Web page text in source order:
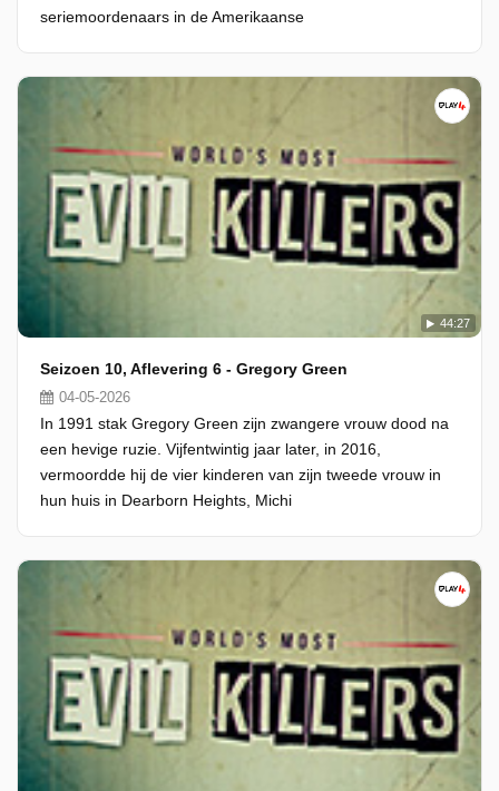
seriemoordenaars in de Amerikaanse
44:27
Seizoen 10, Aflevering 6 - Gregory Green
04-05-2026
In 1991 stak Gregory Green zijn zwangere vrouw dood na
een hevige ruzie. Vijfentwintig jaar later, in 2016,
vermoordde hij de vier kinderen van zijn tweede vrouw in
hun huis in Dearborn Heights, Michi